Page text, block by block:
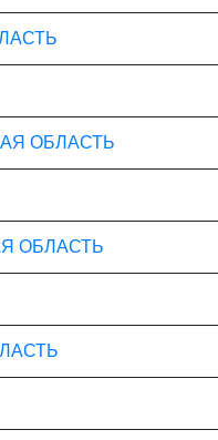
ОБЛАСТЬ
ОБЛАСТЬ